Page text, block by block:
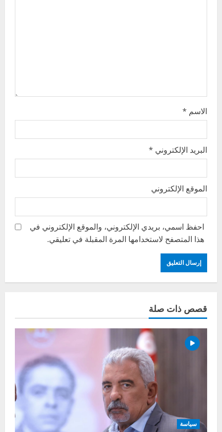
الاسم *
البريد الإلكتروني *
الموقع الإلكتروني
احفظ اسمي، بريدي الإلكتروني، والموقع الإلكتروني في
هذا المتصفح لاستخدامها المرة المقبلة في تعليقي.
قصص ذات صلة
سياسة